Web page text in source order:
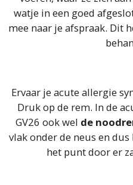
watje in een goed
mee naar je afspraak. Dit
Ervaar je acute allergie
Druk op de rem. In de
GV26 ook wel de
vlak onder de neus en
het punt door er